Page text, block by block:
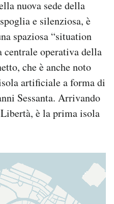
nuova sede della
e silenziosa, è
spaziosa “situation
centrale operativa della
che è anche noto
artificiale a forma di
Sessanta. Arrivando
è la prima isola